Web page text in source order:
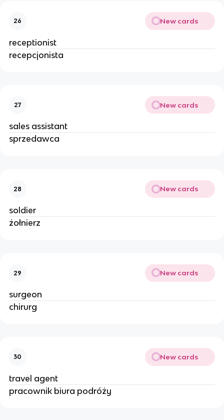
26 New cards
receptionist
recepcjonista
27 New cards
sales assistant
sprzedawca
28 New cards
soldier
żołnierz
29 New cards
surgeon
chirurg
30 New cards
travel agent
pracownik biura podróży